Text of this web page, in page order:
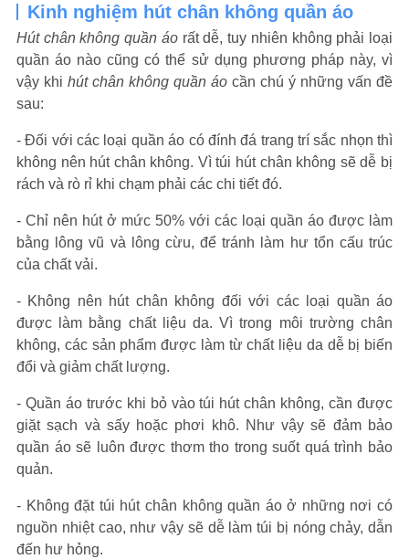
Kinh nghiệm hút chân không quần áo
Hút chân không quần áorất dễ, tuy nhiên không phải loại
quần áo nào cũng có thể sử dụng phương pháp này, vì
vậy khi hút chân không quần áo cần chú ý những vấn đề
sau:
- Đối với các loại quần áo có đính đá trang trí sắc nhọn thì
không nên hút chân không. Vì túi hút chân không sẽ dễ bị
rách và rò rỉ khi chạm phải các chi tiết đó.
- Chỉ nên hút ở mức 50% với các loại quần áo được làm
bằng lông vũ và lông cừu, để tránh làm hư tổn cấu trúc
của chất vải.
- Không nên hút chân không đối với các loại quần áo
được làm bằng chất liệu da. Vì trong môi trường chân
không, các sản phẩm được làm từ chất liệu da dễ bị biến
đổi và giảm chất lượng.
- Quần áo trước khi bỏ vào túi hút chân không, cần được
giặt sạch và sấy hoặc phơi khô. Như vậy sẽ đảm bảo
quần áo sẽ luôn được thơm tho trong suốt quá trình bảo
quản.
- Không đặt túi hút chân không quần áo ở những nơi có
nguồn nhiệt cao, như vậy sẽ dễ làm túi bị nóng chảy, dẫn
đến hư hỏng.